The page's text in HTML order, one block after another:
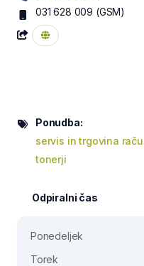
031 628 009 (GSM)
Ponudba:
servis in trgovina
tonerji
Odpiralni čas
Ponedeljek
Torek